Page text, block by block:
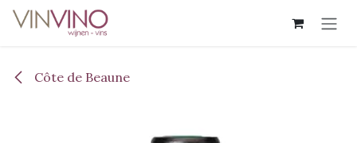
Overslaan naar inhoud
Côte de Beaune